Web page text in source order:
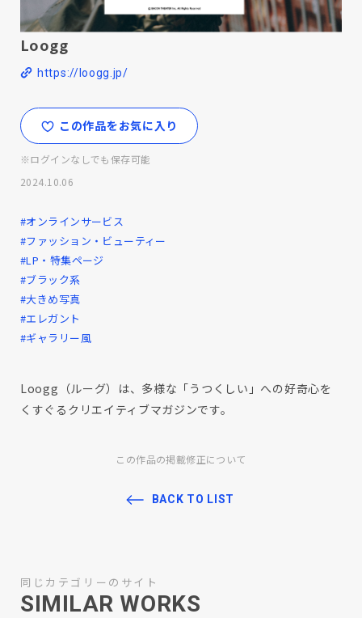
Loogg
https://loogg.jp/
この作品をお気に入り
※ログインなしでも保存可能
2024.10.06
#オンラインサービス
#ファッション・ビューティー
#LP・特集ページ
#ブラック系
#大きめ写真
#エレガント
#ギャラリー風
Loogg（ルーグ）は、多様な「うつくしい」への好奇心を
くすぐるクリエイティブマガジンです。
この作品の掲載修正について
BACK TO LIST
同じカテゴリーのサイト
SIMILAR WORKS